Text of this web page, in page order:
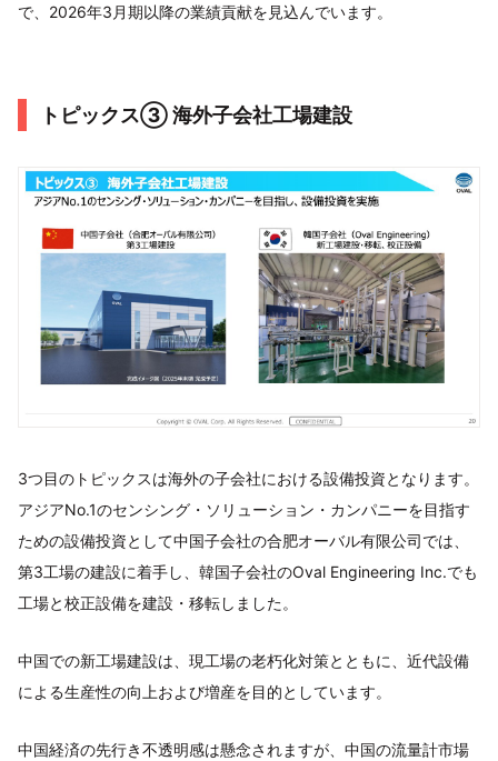
で、2026年3月期以降の業績貢献を見込んでいます。
トピックス③ 海外子会社工場建設
3つ目のトピックスは海外の子会社における設備投資となります。
アジアNo.1のセンシング・ソリューション・カンパニーを目指す
ための設備投資として中国子会社の合肥オーバル有限公司では、
第3工場の建設に着手し、韓国子会社のOval Engineering Inc.でも
工場と校正設備を建設・移転しました。
中国での新工場建設は、現工場の老朽化対策とともに、近代設備
による生産性の向上および増産を目的としています。
中国経済の先行き不透明感は懸念されますが、中国の流量計市場